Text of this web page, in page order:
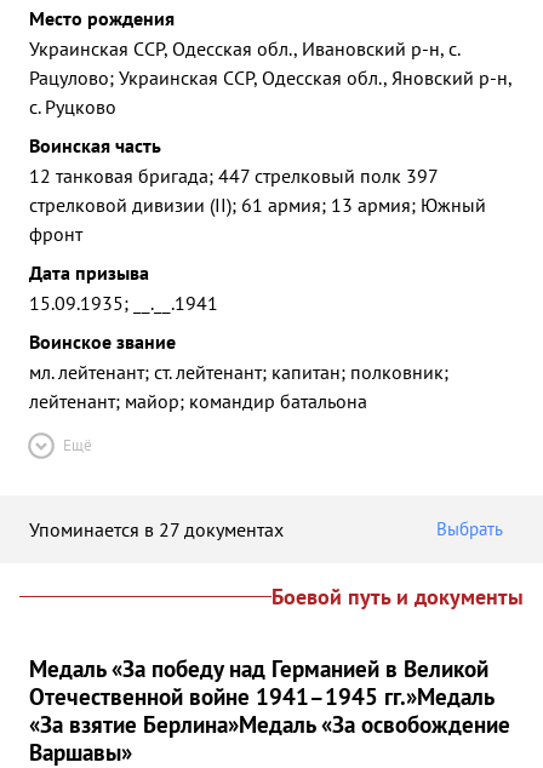
Место рождения
Украинская ССР, Одесская обл., Ивановский р-н, с.
Рацулово; Украинская ССР, Одесская обл., Яновский р-н,
с. Руцково
Воинская часть
12 танковая бригада; 447 стрелковый полк 397
стрелковой дивизии (II); 61 армия; 13 армия; Южный
фронт
Дата призыва
15.09.1935; __.__.1941
Воинское звание
мл. лейтенант; ст. лейтенант; капитан; полковник;
лейтенант; майор; командир батальона
Ещё
Упоминается в 27 документах Выбрать
Боевой путь и документы
Медаль «За победу над Германией в Великой
Отечественной войне 1941–1945 гг.»Медаль
«За взятие Берлина»Медаль «За освобождение
Варшавы»